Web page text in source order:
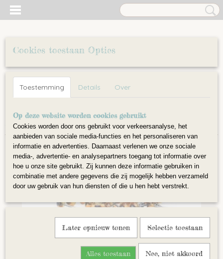
Inloggen Registreren
Home>Accessoires>Oogjes>5 mm (15 paar) Amber glazen
oogjes
Cookies toestaan Opties
Toestemming Details Over
Op deze website worden cookies gebruikt
Cookies worden door ons gebruikt voor verkeersanalyse, het
aanbieden van sociale media-functies en het personaliseren van
informatie en advertenties. Daarnaast verlenen we onze sociale
media-, advertentie- en analysepartners toegang tot informatie over
hoe u onze site gebruikt. Zij kunnen deze informatie gebruiken in
combinatie met andere gegevens die zij mogelijk hebben verzameld
door uw gebruik van hun diensten of die u hen hebt verstrekt.
Later opnieuw tonen Selectie toestaan
Alles toestaan Nee, niet akkoord